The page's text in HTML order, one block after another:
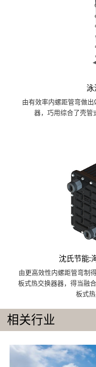
泳
由有效率内螺距管弯做
器，巧用综合了壳管
沈氏节能:
由更高效性内螺距管弯制
板式热交换器器，得当融
板式热
相关行业